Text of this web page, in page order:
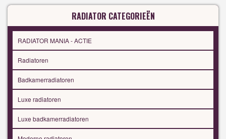
RADIATOR CATEGORIEËN
RADIATOR MANIA - ACTIE
Radiatoren
Badkamerradiatoren
Luxe radiatoren
Luxe badkamerradiatoren